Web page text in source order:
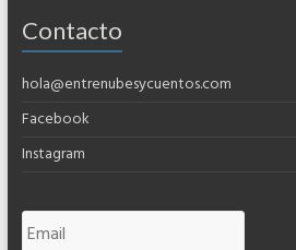
Contacto
hola@entrenubesycuentos.com
Facebook
Instagram